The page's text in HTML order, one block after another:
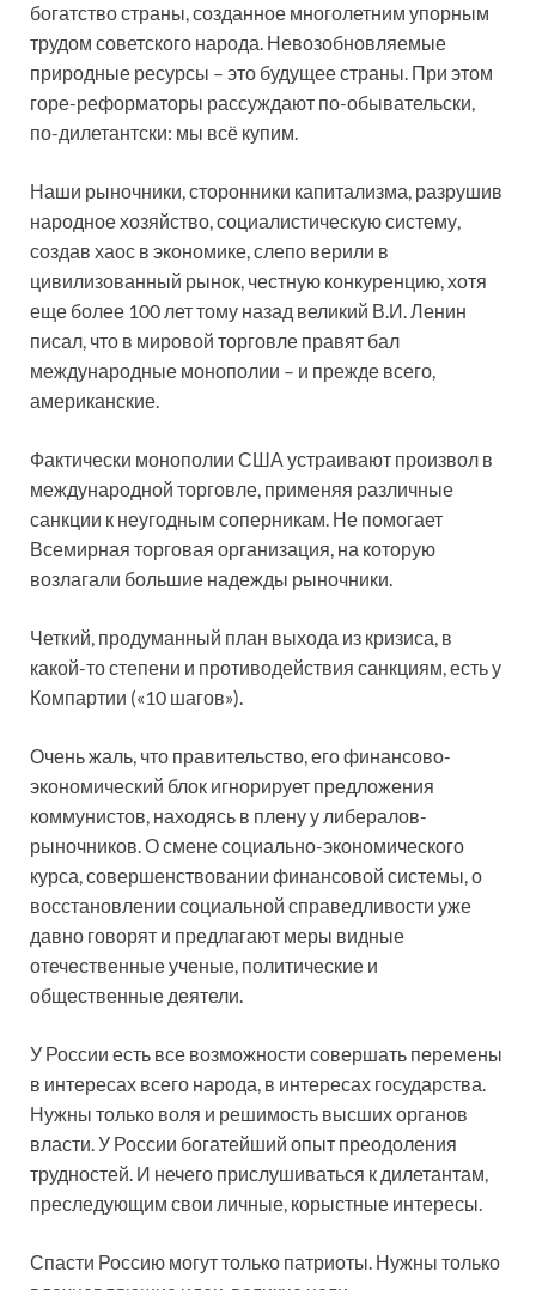
богатство страны, созданное многолетним упорным
трудом советского народа. Невозобновляемые
природные ресурсы – это будущее страны. При этом
горе-реформаторы рассуждают по-обывательски,
по-дилетантски: мы всё купим.
Наши рыночники, сторонники капитализма, разрушив
народное хозяйство, социалистическую систему,
создав хаос в экономике, слепо верили в
цивилизованный рынок, честную конкуренцию, хотя
еще более 100 лет тому назад великий В.И. Ленин
писал, что в мировой торговле правят бал
международные монополии – и прежде всего,
американские.
Фактически монополии США устраивают произвол в
международной торговле, применяя различные
санкции к неугодным соперникам. Не помогает
Всемирная торговая организация, на которую
возлагали большие надежды рыночники.
Четкий, продуманный план выхода из кризиса, в
какой-то степени и противодействия санкциям, есть у
Компартии («10 шагов»).
Очень жаль, что правительство, его финансово-
экономический блок игнорирует предложения
коммунистов, находясь в плену у либералов-
рыночников. О смене социально-экономического
курса, совершенствовании финансовой системы, о
восстановлении социальной справедливости уже
давно говорят и предлагают меры видные
отечественные ученые, политические и
общественные деятели.
У России есть все возможности совершать перемены
в интересах всего народа, в интересах государства.
Нужны только воля и решимость высших органов
власти. У России богатейший опыт преодоления
трудностей. И нечего прислушиваться к дилетантам,
преследующим свои личные, корыстные интересы.
Спасти Россию могут только патриоты. Нужны только